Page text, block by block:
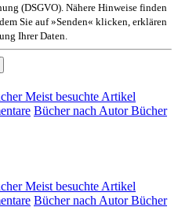
(DSGVO). Nähere Hinweise finden
Sie auf »Senden« klicken, erklären
Ihrer Daten.
Meist besuchte Artikel
Bücher nach AutorBücher
Meist besuchte Artikel
Bücher nach AutorBücher